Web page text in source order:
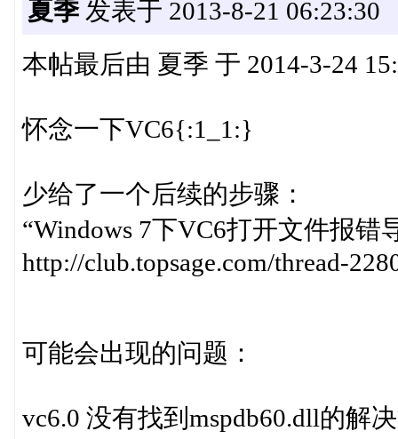
夏季发表于 2013-8-21 06:23:30
本帖最后由 夏季 于 2014-3-24
怀念一下VC6{:1_1:}
少给了一个后续的步骤：
“Windows 7下VC6打开文件报错
http://club.topsage.com/thread-
可能会出现的问题：
vc6.0 没有找到mspdb60.dll的解